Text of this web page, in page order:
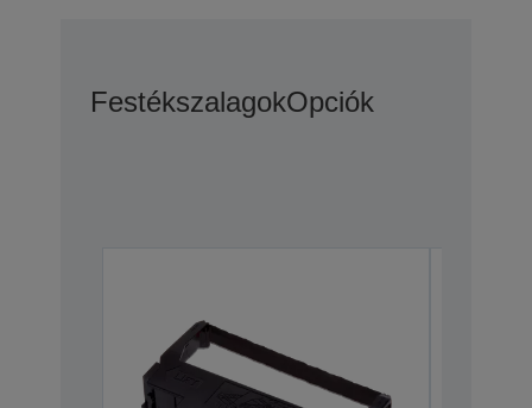
FestékszalagokOpciók